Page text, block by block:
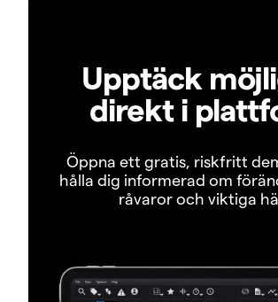
Upptäck
direkt i
Öppna ett gratis, riskfritt
hålla dig informerad om
råvaror och viktiga